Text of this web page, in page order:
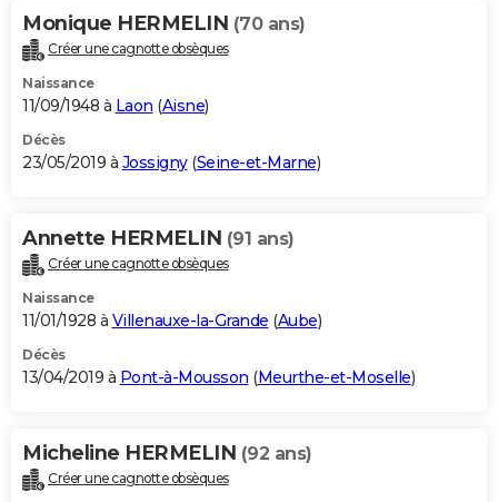
Monique HERMELIN (70 ans)
Créer une cagnotte obsèques
Naissance
11/09/1948 à Laon (Aisne)
Décès
23/05/2019 à Jossigny(Seine-et-Marne)
Annette HERMELIN (91 ans)
Créer une cagnotte obsèques
Naissance
11/01/1928 à Villenauxe-la-Grande (Aube)
Décès
13/04/2019 à Pont-à-Mousson (Meurthe-et-Moselle)
Micheline HERMELIN (92 ans)
Créer une cagnotte obsèques